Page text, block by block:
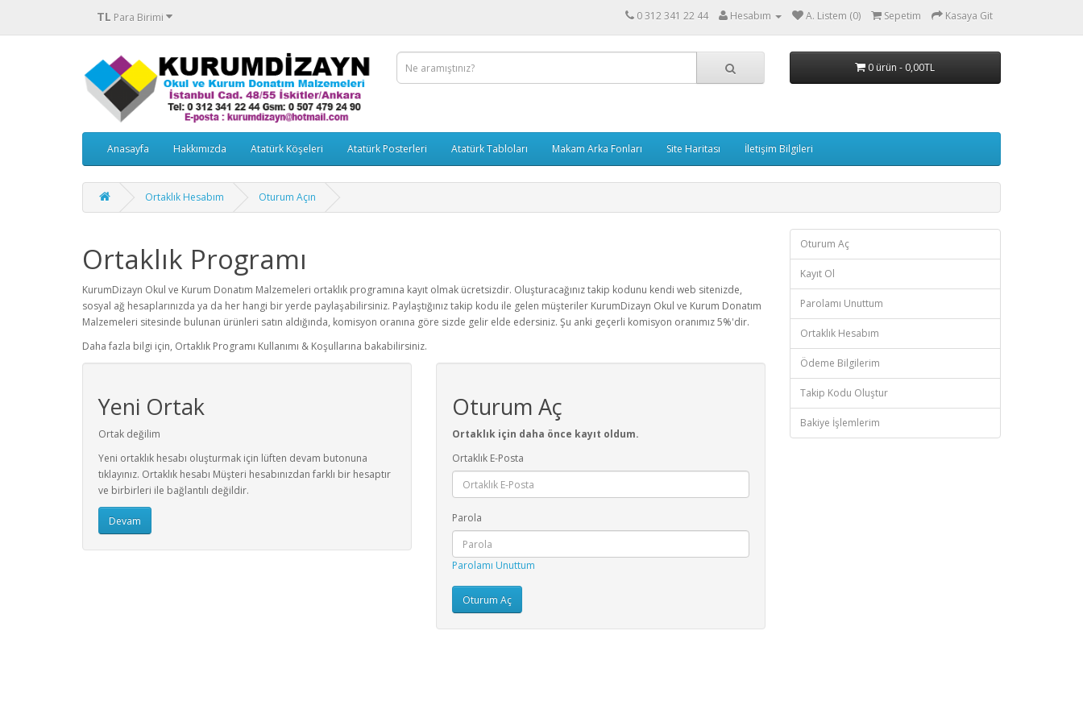
TL Para Birimi 0 312 341 22 44 Hesabım A. Listem (0) Sepetim Kasaya Git
0 ürün - 0,00TL
Anasayfa Hakkımızda Atatürk Köşeleri Atatürk Posterleri Atatürk Tabloları Makam Arka Fonları Site Haritası İletişim Bilgileri
Ortaklık Hesabım Oturum Açın
Ortaklık Programı
KurumDizayn Okul ve Kurum Donatım Malzemeleri ortaklık programına kayıt olmak ücretsizdir. Oluşturacağınız takip kodunu kendi web sitenizde,
sosyal ağ hesaplarınızda ya da her hangi bir yerde paylaşabilirsiniz. Paylaştığınız takip kodu ile gelen müşteriler KurumDizayn Okul ve Kurum Donatım
Malzemeleri sitesinde bulunan ürünleri satın aldığında, komisyon oranına göre sizde gelir elde edersiniz. Şu anki geçerli komisyon oranımız 5%'dir.
Daha fazla bilgi için, Ortaklık Programı Kullanımı & Koşullarına bakabilirsiniz.
Yeni Ortak
Ortak değilim
Yeni ortaklık hesabı oluşturmak için lüften devam butonuna
tıklayınız. Ortaklık hesabı Müşteri hesabınızdan farklı bir hesaptır
ve birbirleri ile bağlantılı değildir.
Devam
Oturum Aç
Ortaklık için daha önce kayıt oldum.
Ortaklık E-Posta
Parola
Parolamı Unuttum
Oturum Aç
Kayıt Ol
Parolamı Unuttum
Ortaklık Hesabım
Ödeme Bilgilerim
Takip Kodu Oluştur
Bakiye İşlemlerim